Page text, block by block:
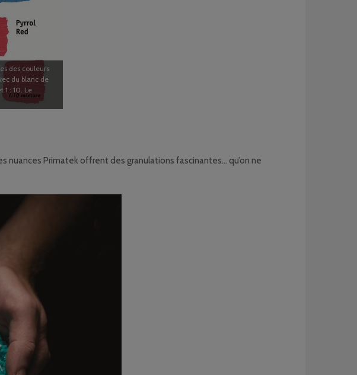
des couleurs
du blanc de
1 : 10. Le
nuances Primatek offrent des granulations fascinantes… qu’on ne